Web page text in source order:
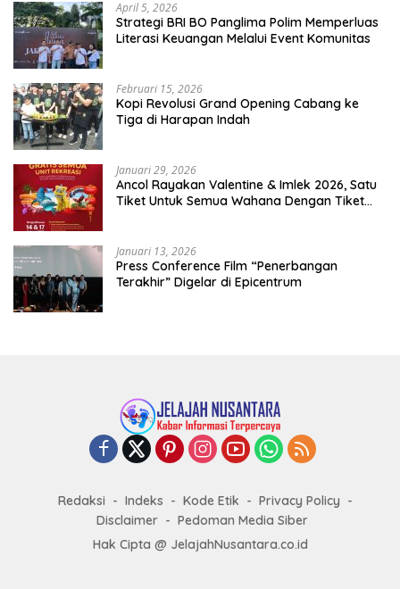
April 5, 2026
​Strategi BRI BO Panglima Polim Memperluas
Literasi Keuangan Melalui Event Komunitas
Februari 15, 2026
Kopi Revolusi Grand Opening Cabang ke
Tiga di Harapan Indah
Januari 29, 2026
Ancol Rayakan Valentine & Imlek 2026, Satu
Tiket Untuk Semua Wahana Dengan Tiket
Januari 13, 2026
Press Conference Film “Penerbangan
Terakhir” Digelar di Epicentrum
Redaksi Indeks Kode Etik
Privacy Policy
Disclaimer
Pedoman Media Siber
Hak Cipta @ JelajahNusantara.co.id